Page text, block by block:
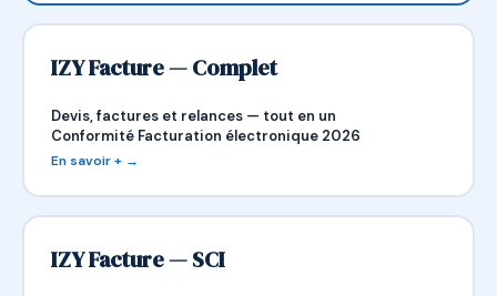
IZY Facture — Complet
Devis, factures et relances — tout en un
Conformité Facturation électronique 2026
En savoir + →
IZY Facture — SCI